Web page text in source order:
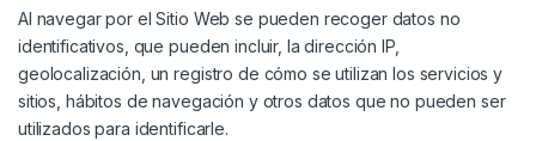
Al navegar por el Sitio Web se pueden recoger datos no
identificativos, que pueden incluir, la dirección IP,
geolocalización, un registro de cómo se utilizan los servicios y
sitios, hábitos de navegación y otros datos que no pueden ser
utilizados para identificarle.